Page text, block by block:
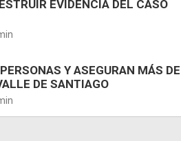
EVIDENCIA DEL CASO
Y ASEGURAN MÁS
DE SANTIAGO